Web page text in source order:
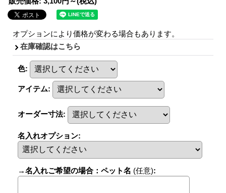
オプションにより価格が変わる場合もあります。
在庫確認はこちら
色:
アイテム:
オーダー寸法:
名入れオプション:
→名入れご希望の場合：ペット名 (任意):